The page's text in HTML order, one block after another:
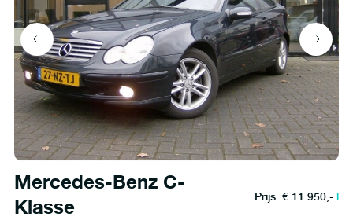
Mercedes-Benz C-
Klasse
Prijs: € 11.950,-l